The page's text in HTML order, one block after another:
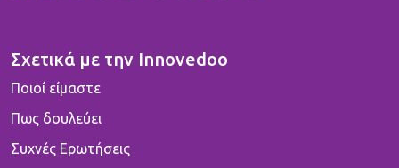
Σχετικά με την Innovedoo
Ποιοί είμαστε
Πως δουλεύει
Συχνές Ερωτήσεις